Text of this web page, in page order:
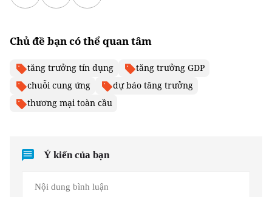
Chủ đề bạn có thể quan tâm
tăng trưởng tín dụng
tăng trưởng GDP
chuỗi cung ứng
dự báo tăng trưởng
thương mại toàn cầu
Ý kiến của bạn